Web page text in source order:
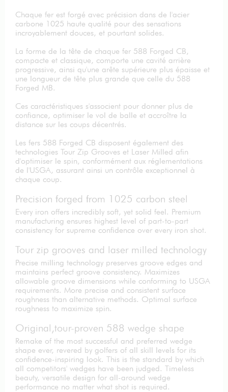
Chaque fer est forgé avec précision dans de l'acier
carbone 1025 haute qualité pour des sensations
incroyablement douces, et pourtant solides.
La forme de la tête de chaque fer 588 Forged CB,
compacte et classique, comporte une cavité arrière
progressive, ainsi qu'une arête supérieure plus épaisse et
une longueur de tête plus grande que celle du 588
Forged MB.
Ces caractéristiques s'associent pour donner plus de
confiance, optimiser le vol de balle et accroître la
distance sur les coups décentrés.
Les fers 588 Forged CB disposent également des
technologies Tour Zip Grooves et Laser Milled afin
d'optimiser le spin, conformément aux réglementations
de l'USGA, assurant ainsi un contrôle exceptionnel à
chaque coup.
Precision forged from 1025 carbon steel
Every iron offers incredibly soft, yet solid feel. Premium
manufacturing ensures highest level of part-to-part
consistency for supreme confidence over every iron shot.
Tour zip grooves and laser milled technology
Precise milling technology preserves groove edges and
maintains perfect groove consistency. Maximizes
allowable groove dimensions while conforming to USGA
requirements. More precise and consistent surface
roughness than alternative methods. Optimal surface
roughness to maximize spin.
Original,tour-proven 588 wedge shape
Remake of the most successful and preferred wedge
shape ever, revered by golfers of all skill levels for its
confidence-inspiring look. This is the standard by which
all competitors' wedges have been judged. Timeless
beauty, versatile design for all-around wedge
performance no matter what shot is required.